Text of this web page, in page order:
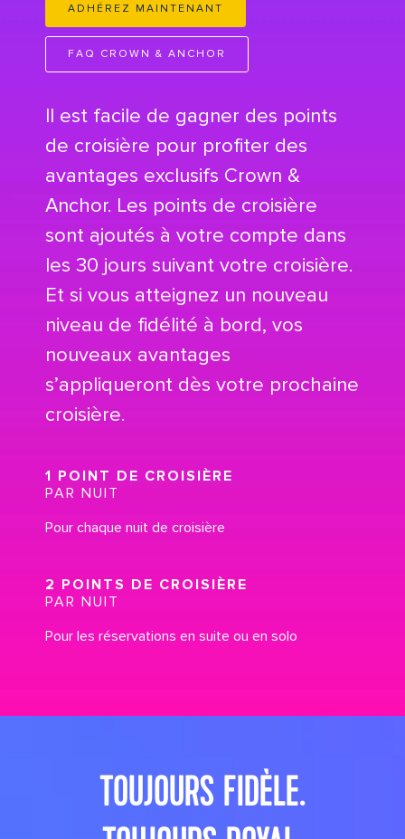
ADHÉREZ MAINTENANT
FAQ CROWN & ANCHOR
Il est facile de gagner des points
de croisière pour profiter des
avantages exclusifs Crown &
Anchor. Les points de croisière
sont ajoutés à votre compte dans
les 30 jours suivant votre croisière.
Et si vous atteignez un nouveau
niveau de fidélité à bord, vos
nouveaux avantages
s’appliqueront dès votre prochaine
croisière.
1 POINT DE CROISIÈRE
PAR NUIT
Pour chaque nuit de croisière
2 POINTS DE CROISIÈRE
PAR NUIT
Pour les réservations en suite ou en solo
TOUJOURS FIDÈLE.